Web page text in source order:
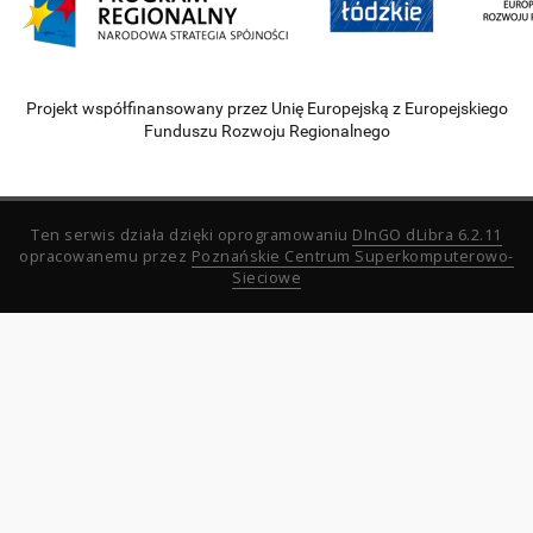
Projekt współfinansowany przez Unię Europejską z Europejskiego
Funduszu Rozwoju Regionalnego
Ten serwis działa dzięki oprogramowaniu DInGO dLibra 6.2.11
opracowanemu przez Poznańskie Centrum Superkomputerowo-
Sieciowe